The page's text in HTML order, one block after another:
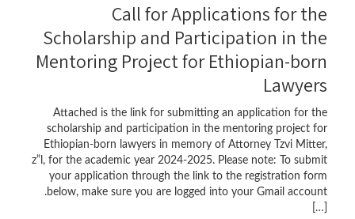
Call for Applications for the
Scholarship and Participation in the
Mentoring Project for Ethiopian-born
Lawyers
Attached is the link for submitting an application for the
scholarship and participation in the mentoring project for
Ethiopian-born lawyers in memory of Attorney Tzvi Mitter,
z”l, for the academic year 2024-2025. Please note: To submit
your application through the link to the registration form
below, make sure you are logged into your Gmail account.
[…]